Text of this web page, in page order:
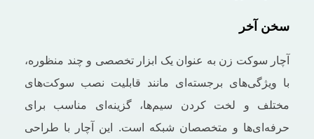
سخن آخر
آچار سوکت زن به ‌عنوان یک ابزار تخصصی و چند منظوره،
با ویژگی‌های برجسته‌ای مانند قابلیت نصب سوکت‌های
مختلف و لخت کردن سیم‌ها، گزینه‌ای مناسب برای
حرفه‌ای‌ها و متخصصان شبکه است. این آچار با طراحی